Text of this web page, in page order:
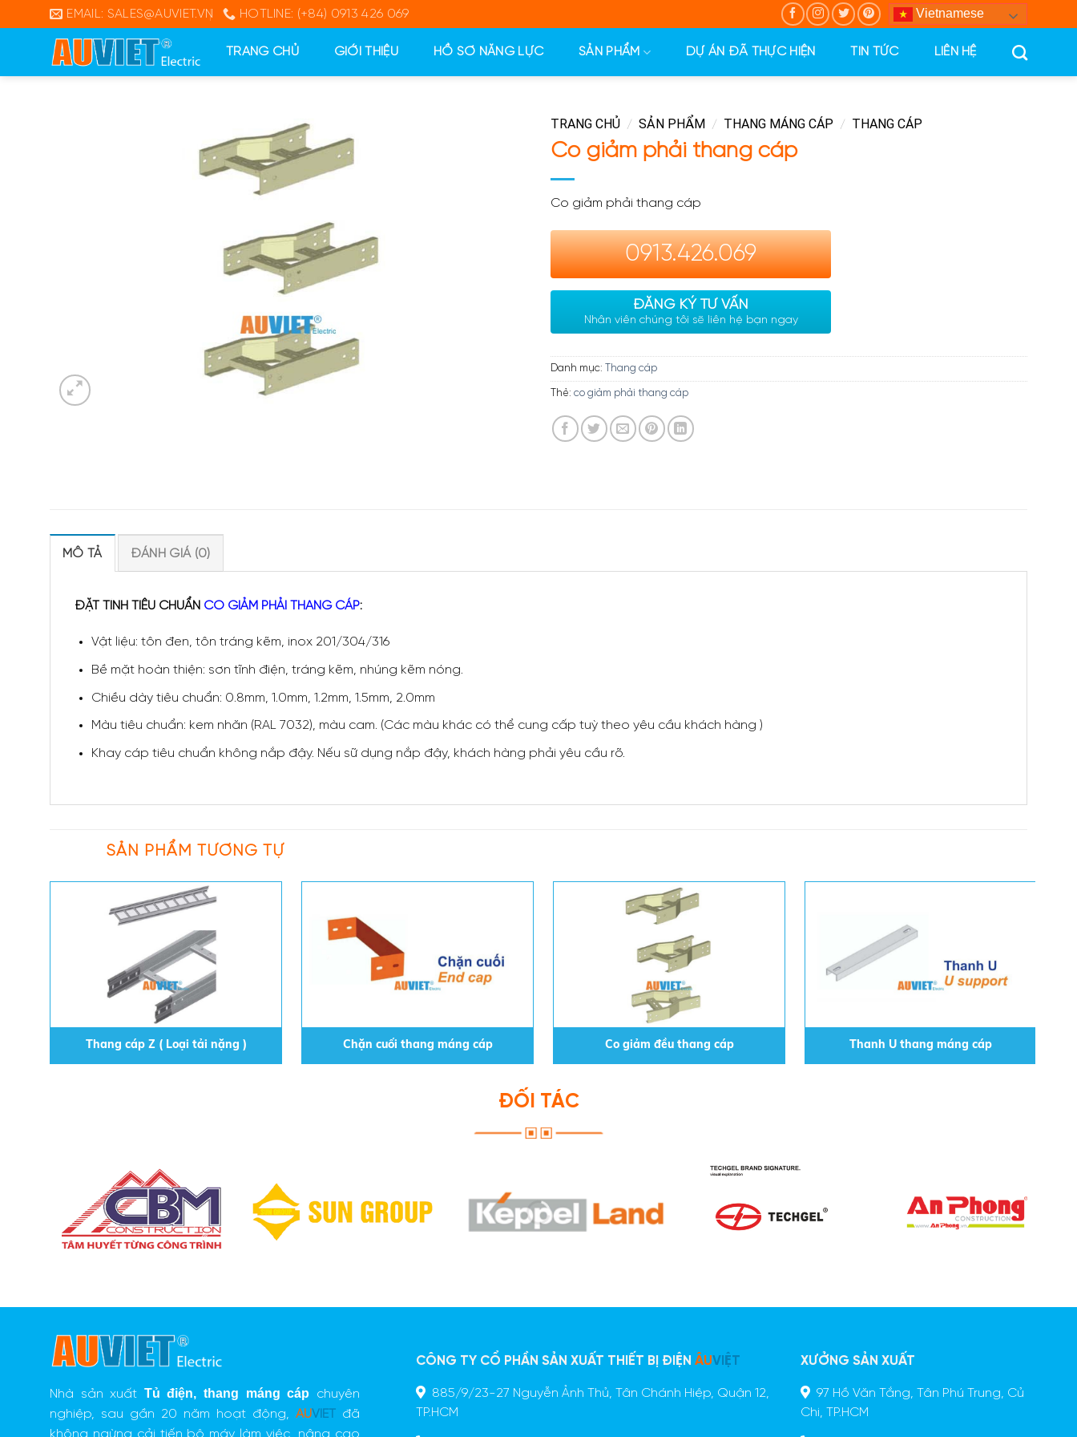
to
EMAIL: SALES@AUVIET.VN HOTLINE: (+84) 0913 426 069 Vietnamese
TRANG CHỦ GIỚI THIỆU HỒ SƠ NĂNG LỰC SẢN PHẨM DỰ ÁN ĐÃ THỰC HIỆN TIN TỨC LIÊN HỆ
TRANG CHỦ / SẢN PHẨM / THANG MÁNG CÁP / THANG CÁP
Co giảm phải thang cáp
Co giảm phải thang cáp
0913.426.069
ĐĂNG KÝ TƯ VẤN
Nhân viên chúng tôi sẽ liên hệ bạn ngay
Danh mục: Thang cáp
Thẻ: co giảm phải thang cáp
MÔ TẢ ĐÁNH GIÁ (0)
ĐẶT TÍNH TIÊU CHUẨN CO GIẢM PHẢI THANG CÁP:
Vật liệu: tôn đen, tôn tráng kẽm, inox 201/304/316
Bề mặt hoàn thiện: sơn tĩnh điện, tráng kẽm, nhúng kẽm nóng.
Chiều dày tiêu chuẩn: 0.8mm, 1.0mm, 1.2mm, 1.5mm, 2.0mm
Màu tiêu chuẩn: kem nhăn (RAL 7032), màu cam. (Các màu khác có thể cung cấp tuỳ theo yêu cầu khách hàng )
Khay cáp tiêu chuẩn không nắp đậy. Nếu sữ dụng nắp đậy, khách hàng phải yêu cầu rõ.
SẢN PHẨM TƯƠNG TỰ
Thang cáp Z ( Loại tải nặng ) Chặn cuối thang máng cáp Co giảm đều thang cáp Thanh U thang máng cáp
ĐỐI TÁC
Nhà sản xuất Tủ điện, thang máng cáp chuyên
nghiệp, sau gần 20 năm hoạt động, AUVIETđã
không ngừng cải tiến bộ máy làm việc, nâng cao
CÔNG TY CỔ PHẦN SẢN XUẤT THIẾT BỊ ĐIỆN ÂUVIỆT
885/9/23-27 Nguyễn Ảnh Thủ, Tân Chánh Hiệp, Quận 12,
TP.HCM
XƯỞNG SẢN XUẤT
97 Hồ Văn Tắng, Tân Phú Trung, Củ
Chi, TP.HCM